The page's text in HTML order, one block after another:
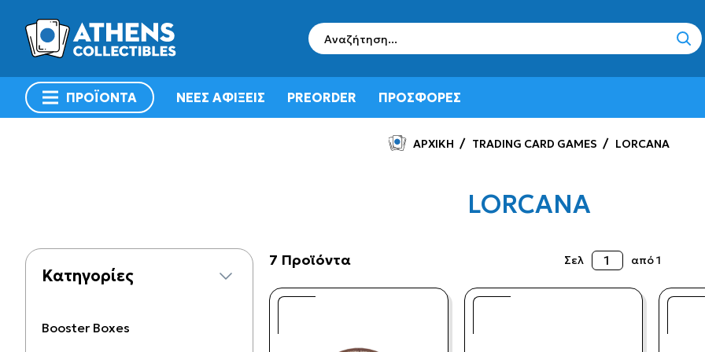
search
menu
ΠΡΟΪΟΝΤΑ ΝΕΕΣ ΑΦΙΞΕΙΣ PREORDER ΠΡΟΣΦΟΡΕΣ
ΑΡΧΙΚΗ TRADING CARD GAMES LORCANA
LORCANA
Κατηγορίες
Booster Boxes
7 Προϊόντα Σελ από 1